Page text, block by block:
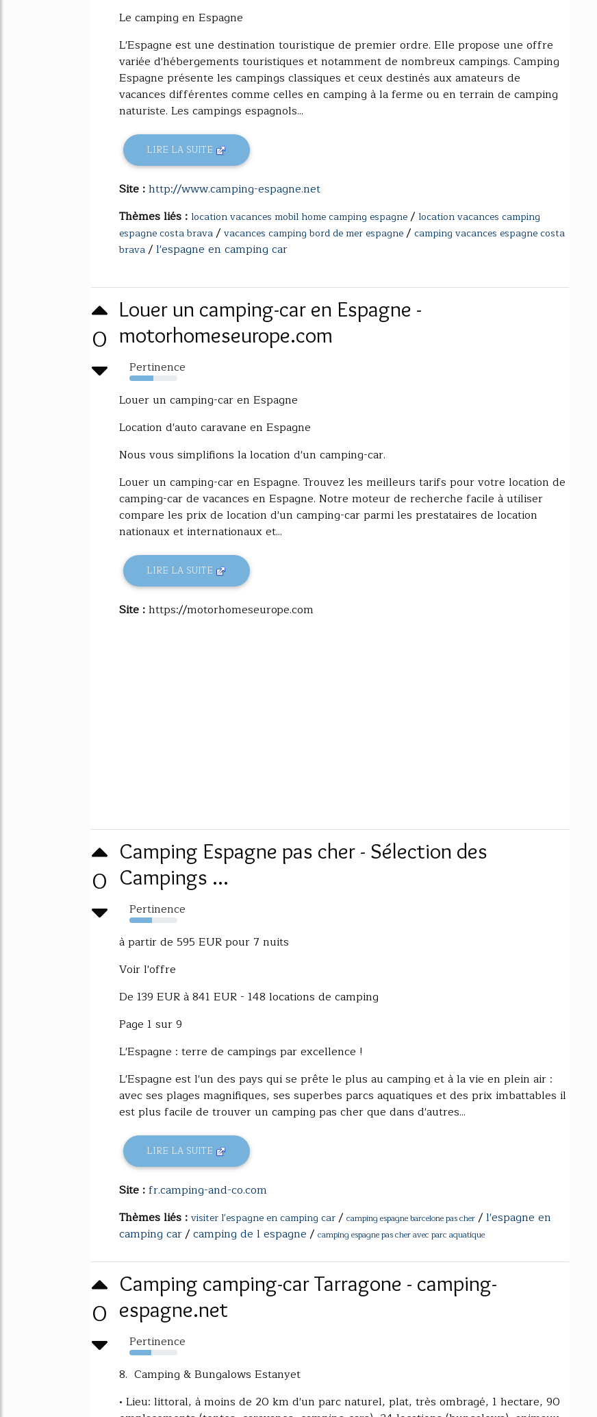
Le camping en Espagne
L'Espagne est une destination touristique de premier ordre. Elle propose une offre
variée d'hébergements touristiques et notamment de nombreux campings. Camping
Espagne présente les campings classiques et ceux destinés aux amateurs de
vacances différentes comme celles en camping à la ferme ou en terrain de camping
naturiste. Les campings espagnols...
LIRE LA SUITE
Site :http://www.camping-espagne.net
Thèmes liés : location vacances mobil home camping espagne/ location vacances camping
espagne costa brava/ vacances camping bord de mer espagne/ camping vacances espagne costa
brava/l'espagne en camping car
0
Louer un camping-car en Espagne -
motorhomeseurope.com
Pertinence
50%
Louer un camping-car en Espagne
Location d'auto caravane en Espagne
Nous vous simplifions la location d'un camping-car.
Louer un camping-car en Espagne. Trouvez les meilleurs tarifs pour votre location de
camping-car de vacances en Espagne. Notre moteur de recherche facile à utiliser
compare les prix de location d'un camping-car parmi les prestataires de location
nationaux et internationaux et...
LIRE LA SUITE
Site :https://motorhomeseurope.com
0
Camping Espagne pas cher - Sélection des
Campings ...
Pertinence
47%
à partir de 595 EUR pour 7 nuits
Voir l'offre
De 139 EUR à 841 EUR - 148 locations de camping
Page 1 sur 9
L'Espagne : terre de campings par excellence !
L'Espagne est l'un des pays qui se prête le plus au camping et à la vie en plein air :
avec ses plages magnifiques, ses superbes parcs aquatiques et des prix imbattables il
est plus facile de trouver un camping pas cher que dans d'autres...
LIRE LA SUITE
Site :fr.camping-and-co.com
Thèmes liés : visiter l'espagne en camping car/ camping espagne barcelone pas cher /l'espagne en
camping car/camping de l espagne/ camping espagne pas cher avec parc aquatique
0
Camping camping-car Tarragone - camping-
espagne.net
Pertinence
46%
8. Camping & Bungalows Estanyet
• Lieu: littoral, à moins de 20 km d'un parc naturel, plat, très ombragé, 1 hectare, 90